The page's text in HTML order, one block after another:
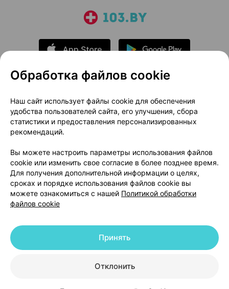
О проекте
Новости проекта
Размещение рекламы
Медицинский маркетинг
Публичный договор
Доставка
Способы оплаты
Вакансии
Партнеры
Написать руководителю 103.by
Написать в поддержку
Персональные настройки Cookie
© 2026 ООО «Артокс Лаб», УНП 191700409 | 220012, Республика Беларусь,
+375 291212755
Обработка файлов cookie
Наш сайт использует файлы cookie для обеспечения
удобства пользователей сайта, его улучшения, сбора
статистики и предоставления персонализированных
рекомендаций.
Вы можете настроить параметры использования файлов
cookie или изменить свое согласие в более позднее время.
Для получения дополнительной информации о целях,
сроках и порядке использования файлов cookie вы
можете ознакомиться с нашей Политикой обработки
файлов cookie
Отклонить
Принять